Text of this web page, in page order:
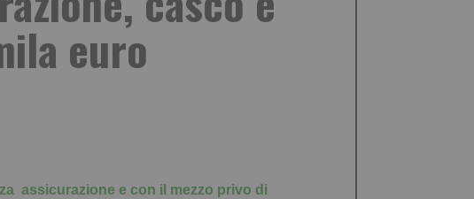
euro
assicurazione e con il mezzo privo di